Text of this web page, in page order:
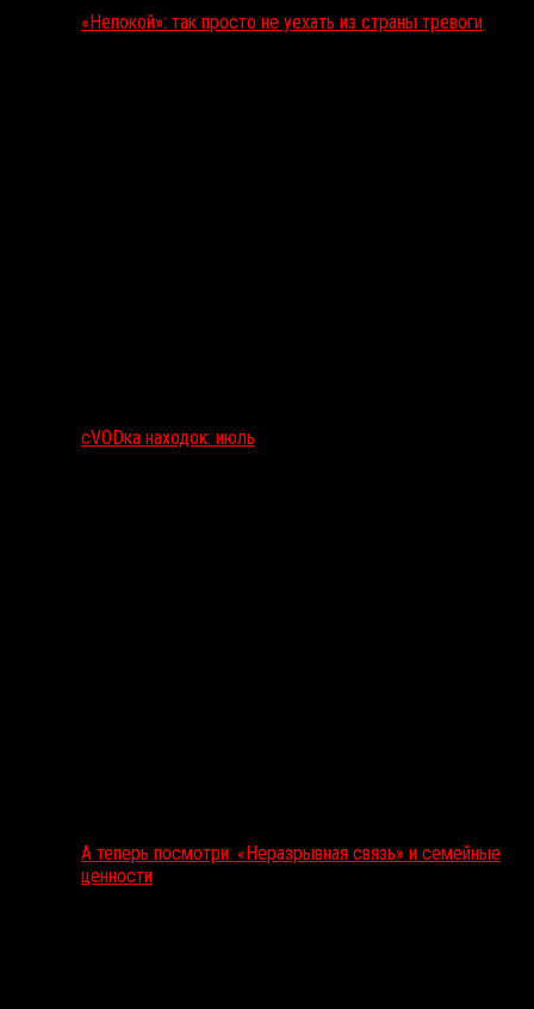
«Непокой»: так просто не уехать из страны тревоги
сVODка находок: июль
А теперь посмотри: «Неразрывная связь» и семейные
ценности